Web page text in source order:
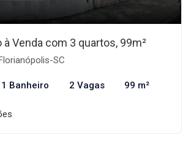
Venda com 3 quartos, 99m²
SC
1 Banheiro 2 Vagas 99 m²